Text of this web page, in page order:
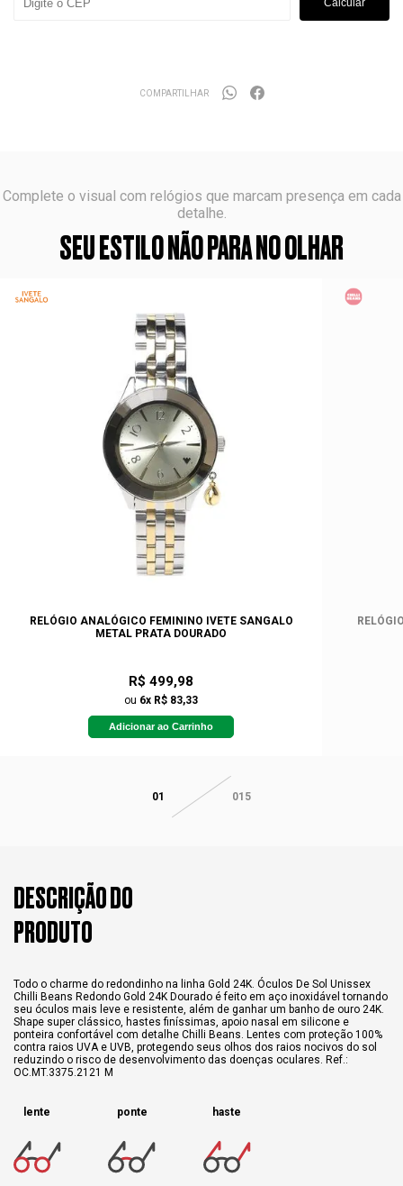
Calcular
COMPARTILHAR
Complete o visual com relógios que marcam presença em cada
detalhe.
SEU ESTILO NÃO PARA NO OLHAR
RELÓGIO ANALÓGICO FEMININO IVETE SANGALO
METAL PRATA DOURADO
R$ 499,98
ou 6x R$ 83,33
Adicionar ao Carrinho
01 015
DESCRIÇÃO DO
PRODUTO
Todo o charme do redondinho na linha Gold 24K. Óculos De Sol Unissex
Chilli Beans Redondo Gold 24K Dourado é feito em aço inoxidável tornando
seu óculos mais leve e resistente, além de ganhar um banho de ouro 24K.
Shape super clássico, hastes finíssimas, apoio nasal em silicone e
ponteira confortável com detalhe Chilli Beans. Lentes com proteção 100%
contra raios UVA e UVB, protegendo seus olhos dos raios nocivos do sol
reduzindo o risco de desenvolvimento das doenças oculares. Ref.:
OC.MT.3375.2121 M
lente ponte haste